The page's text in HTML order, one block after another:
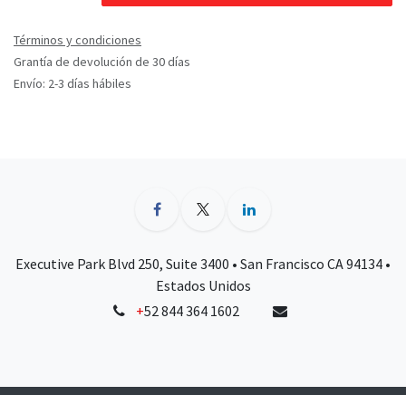
Términos y condiciones
Grantía de devolución de 30 días
Envío: 2-3 días hábiles
Executive Park Blvd 250, Suite 3400 • San Francisco CA 94134 •
Estados Unidos
+52 844 364 1602